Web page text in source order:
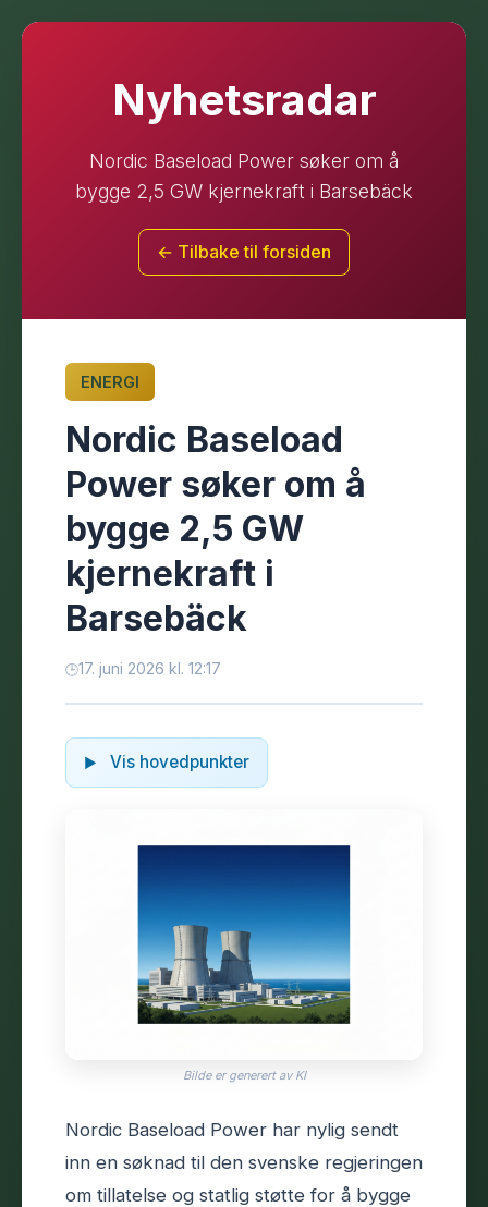
Nyhetsradar
Nordic Baseload Power søker om å
bygge 2,5 GW kjernekraft i Barsebäck
← Tilbake til forsiden
ENERGI
Nordic Baseload
Power søker om å
bygge 2,5 GW
kjernekraft i
Barsebäck
17. juni 2026 kl. 12:17
Vis hovedpunkter
Bilde er generert av KI
Nordic Baseload Power har nylig sendt
inn en søknad til den svenske regjeringen
om tillatelse og statlig støtte for å bygge